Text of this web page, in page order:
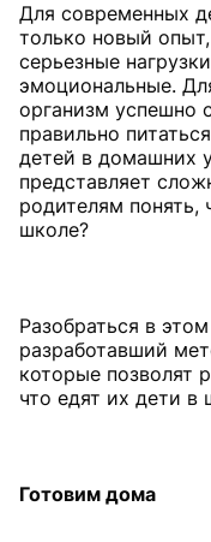
Для современных
только новый
серьезные
эмоциональные.
организм успешно
правильно
детей в домашних
представляет
родителям понять,
школе?
Разобраться в
разработавший
которые позволят
что едят их дети в
Готовим дома